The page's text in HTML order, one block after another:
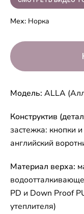
Мех: Норка
Модель: ALLA
Конструктив
застежка: кнопки
английский
Материал верха:
PD и Down Proof
утеплителя)